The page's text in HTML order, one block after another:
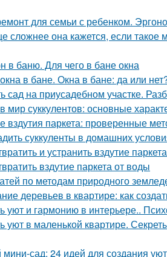
для семьи с ребенком.
сложнее она кажется, если
в баню. Для чего в бане окна
в бане. Окна в бане: да или
сад на приусадебном участке.
мир суккулентов: основные
вздутия паркета: проверенные
суккуленты в домашних
и устранить вздутие
вздутие паркета от воды
по методам природного
деревьев в квартире: как
уют и гармонию в интерьере..
уют в маленькой квартире.
сад: 24 идей для создания